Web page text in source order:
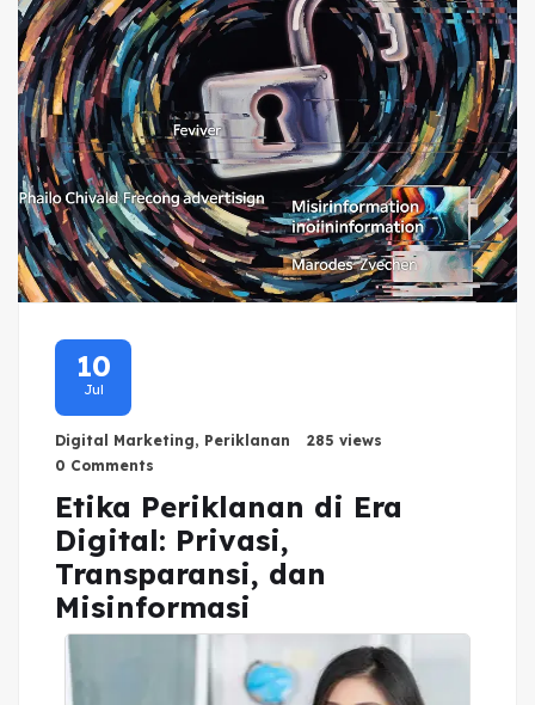
10
Jul
Digital Marketing, Periklanan
285 views
0 Comments
Etika Periklanan di Era
Digital: Privasi,
Transparansi, dan
Misinformasi